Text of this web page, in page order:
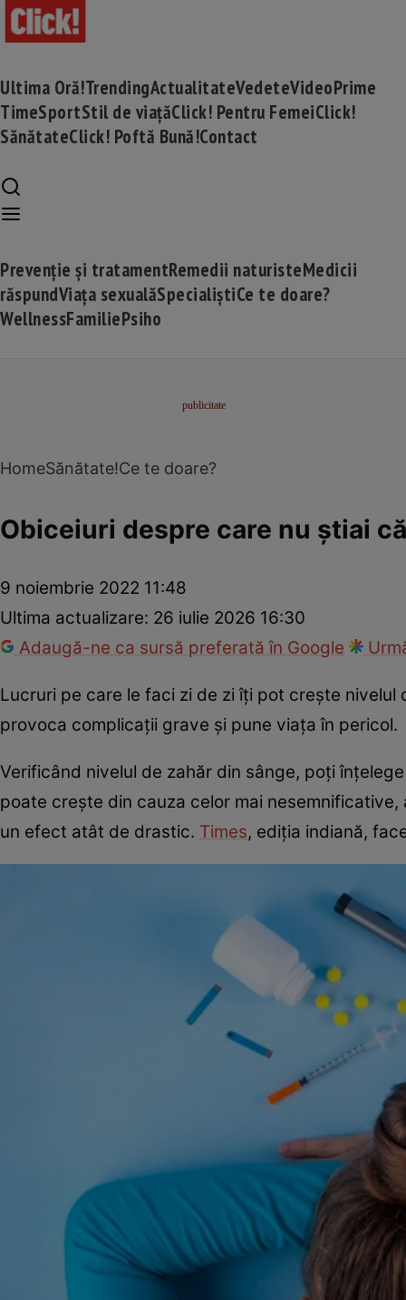
Ultima Oră!TrendingActualitateVedeteVideoPrime
TimeSportStil de viațăClick! Pentru FemeiClick!
SănătateClick! Poftă Bună!Contact
Prevenție și tratamentRemedii naturisteMedicii
răspundViața sexualăSpecialiștiCe te doare?
WellnessFamiliePsiho
HomeSănătate!Ce te doare?
Obiceiuri despre care nu știai
9 noiembrie 2022 11:48
Ultima actualizare: 26 iulie 2026 16:30
Adaugă-ne ca sursă preferată în Google
Lucruri pe care le faci zi de zi îți pot crește
provoca complicații grave și pune viața în pericol.
Verificând nivelul de zahăr din sânge, poți
poate crește din cauza celor mai
un efect atât de drastic. Times, ediția indiană,